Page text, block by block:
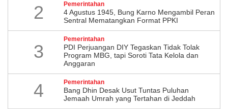
2 Pemerintahan
4 Agustus 1945, Bung Karno Mengambil Peran
Sentral Mematangkan Format PPKI
3
Pemerintahan
PDI Perjuangan DIY Tegaskan Tidak Tolak
Program MBG, tapi Soroti Tata Kelola dan
Anggaran
4 Pemerintahan
Bang Dhin Desak Usut Tuntas Puluhan
Jemaah Umrah yang Tertahan di Jeddah